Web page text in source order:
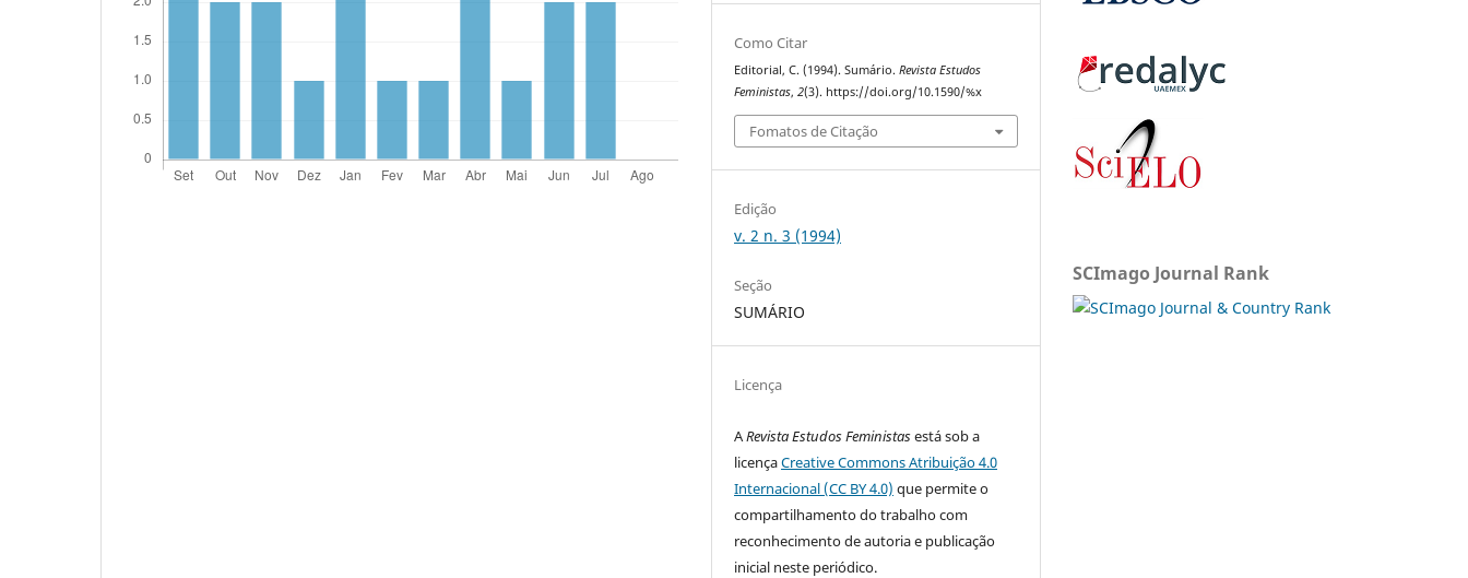
Como Citar
Editorial, C. (1994). Sumário.Revista Estudos
Feministas,2(3). https://doi.org/10.1590/%x
Fomatos de Citação
Edição
v. 2 n. 3 (1994)
Seção
SUMÁRIO
Licença
ARevista Estudos Feministasestá sob a
licençaCreative Commons Atribuição 4.0
Internacional (CC BY 4.0) que permite o
compartilhamento do trabalho com
reconhecimento de autoria e publicação
inicial neste periódico.
SCImago Journal Rank